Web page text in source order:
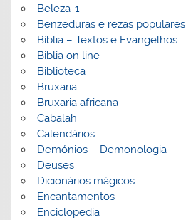
Beleza-1
Benzeduras e rezas populares
Bíblia – Textos e Evangelhos
Biblia on line
Biblioteca
Bruxaria
Bruxaria africana
Cabalah
Calendários
Demónios – Demonologia
Deuses
Dicionários mágicos
Encantamentos
Enciclopedia